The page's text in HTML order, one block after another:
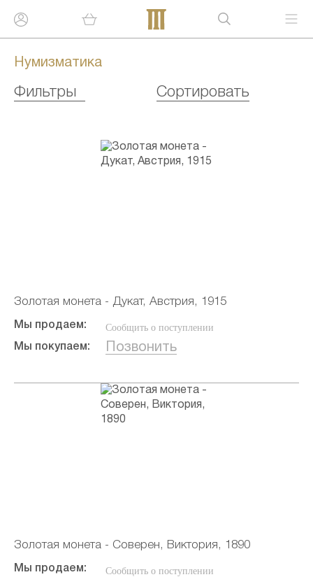
Нумизматика
Фильтры Сортировать
Золотая монета - Дукат, Австрия, 1915
Мы продаем: Сообщить о поступлении
Мы покупаем: Позвонить
Золотая монета - Соверен, Виктория, 1890
Мы продаем: Сообщить о поступлении